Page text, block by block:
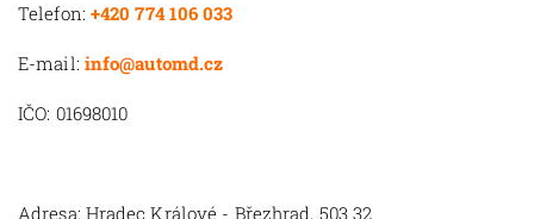
Telefon: +420 774 106 033
E-mail: info@automd.cz
IČO: 01698010
Adresa: Hradec Králové - Březhrad, 503 32